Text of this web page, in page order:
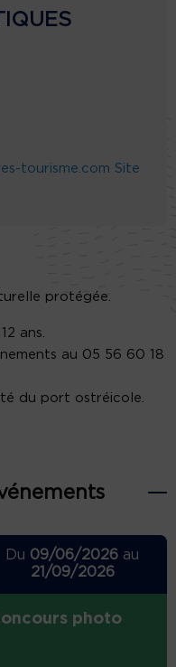
tourisme.com Site
protégée.
ans.
au 05 56 60 18
du port ostréicole.
Du 09/06/2026 au
21/09/2026
photo